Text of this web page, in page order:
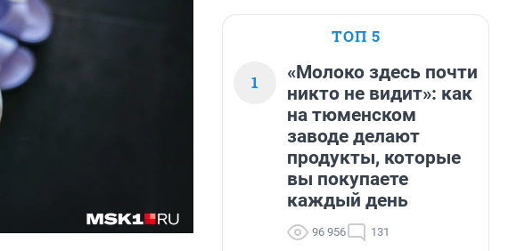
ТОП 5
1
«Молоко здесь почти
никто не видит»: как
на тюменском
заводе делают
продукты, которые
вы покупаете
каждый день
96 956 131